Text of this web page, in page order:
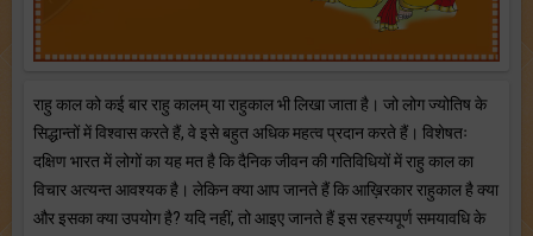
राहु काल को कई बार राहु कालम् या राहुकाल भी लिखा जाता है। जो लोग ज्योतिष के
सिद्धान्तों में विश्वास करते हैं, वे इसे बहुत अधिक महत्व प्रदान करते हैं। विशेषतः
दक्षिण भारत में लोगों का यह मत है कि दैनिक जीवन की गतिविधियों में राहु काल का
विचार अत्यन्त आवश्यक है। लेकिन क्या आप जानते हैं कि आख़िरकार राहुकाल है क्या
और इसका क्या उपयोग है? यदि नहीं, तो आइए जानते हैं इस रहस्यपूर्ण समयावधि के